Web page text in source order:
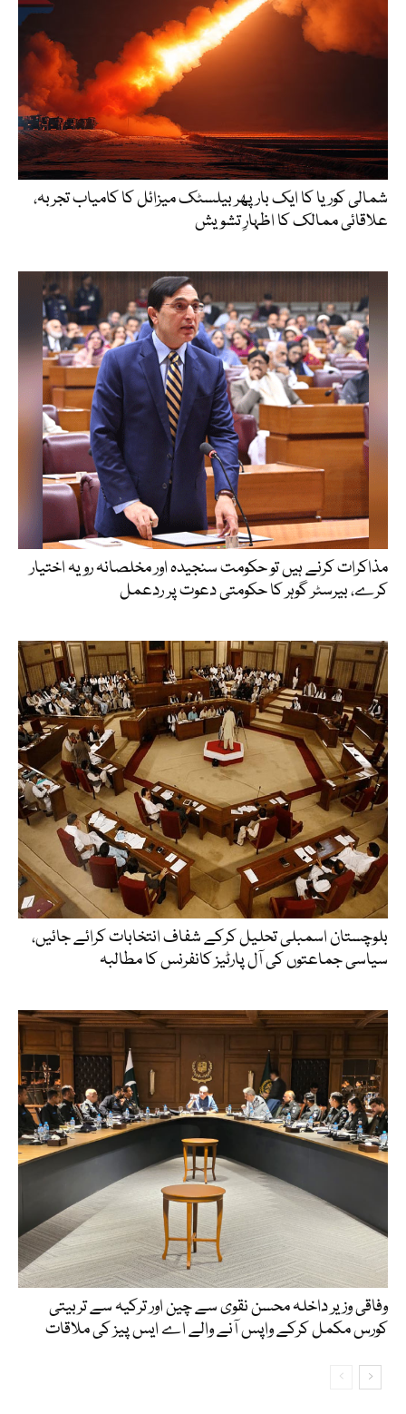
شمالی کوریا کا ایک بار پھر بیلسٹک میزائل کا کامیاب تجربہ،
علاقائی ممالک کا اظہارِ تشویش
مذاکرات کرنے ہیں تو حکومت سنجیدہ اور مخلصانہ رویہ اختیار
کرے، بیرسٹر گوہر کا حکومتی دعوت پر ردعمل
بلوچستان اسمبلی تحلیل کرکے شفاف انتخابات کرائے جائیں،
سیاسی جماعتوں کی آل پارٹیز کانفرنس کا مطالبہ
وفاقی وزیر داخلہ محسن نقوی سے چین اور ترکیہ سے تربیتی
کورس مکمل کرکے واپس آنے والے اے ایس پیز کی ملاقات